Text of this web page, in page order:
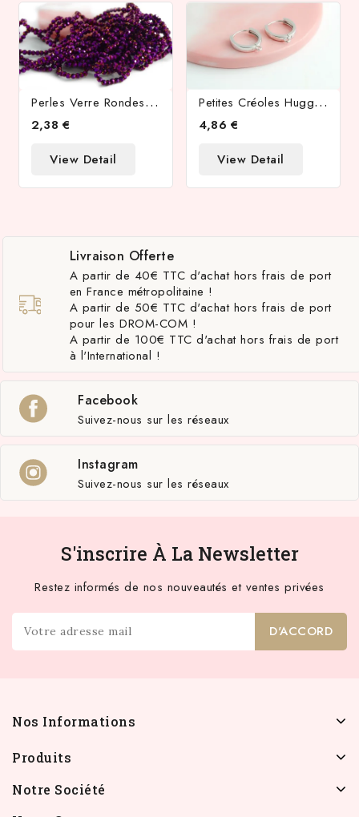
P
Erles Verre Rondes À Facettes 4mm Violet AB
2,38 €
View Detail
P
Etites Créoles Huggies En Laiton Plaqué Platine Véritable
4,86 €
View Detail
Livraison Offerte
A partir de 40€ TTC d'achat hors frais de port
en France métropolitaine !
A partir de 50€ TTC d'achat hors frais de port
pour les DROM-COM !
A partir de 100€ TTC d'achat hors frais de port
à l'International !
Facebook
Suivez-nous sur les réseaux
Instagram
Suivez-nous sur les réseaux
S'inscrire À La Newsletter
Restez informés de nos nouveautés et ventes privées
Nos Informations
Produits
Notre Société